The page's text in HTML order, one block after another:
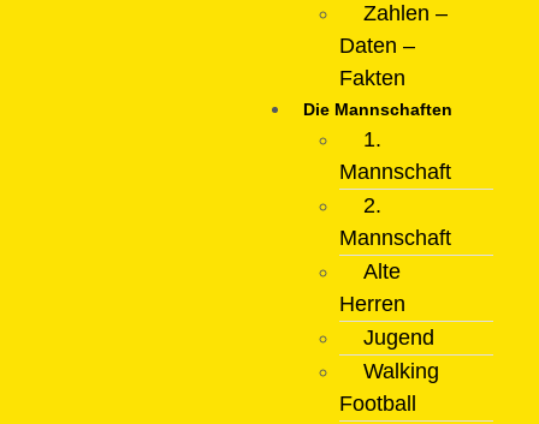
Zahlen –
Daten –
Fakten
Die Mannschaften
1.
Mannschaft
2.
Mannschaft
Alte
Herren
Jugend
Walking
Football